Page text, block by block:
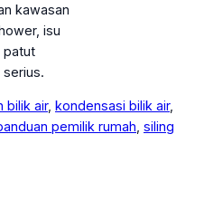
kawasan
isu
patut
bilik air, kondensasi bilik air
pemilik rumah siling